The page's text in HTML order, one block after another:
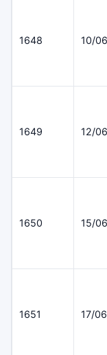
1648 10/
1649 12/
1650 15/
1651 17/